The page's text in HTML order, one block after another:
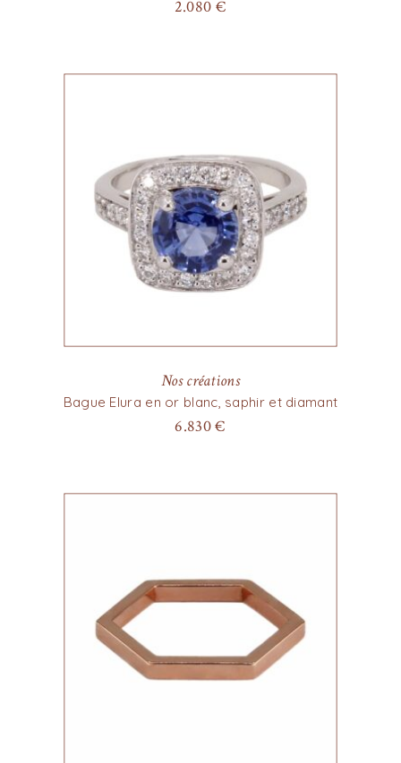
2.080 €
Nos créations
Bague Elura en or blanc, saphir et diamant
6.830€